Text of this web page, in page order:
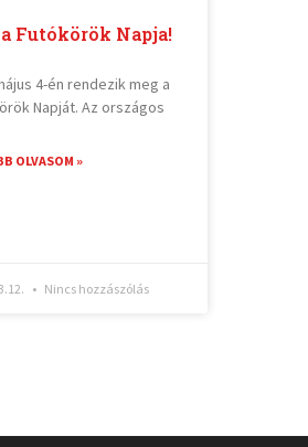
Futókörök Napja!
4-én rendezik meg a
Napját. Az országos
OLVASOM »
Nincs hozzászólás